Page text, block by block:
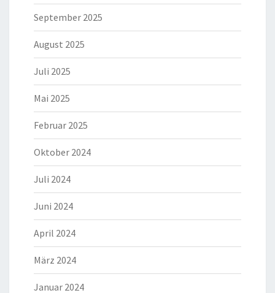
September 2025
August 2025
Juli 2025
Mai 2025
Februar 2025
Oktober 2024
Juli 2024
Juni 2024
April 2024
März 2024
Januar 2024